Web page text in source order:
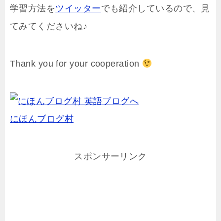
学習方法をツイッターでも紹介しているので、見
てみてくださいね♪
Thank you for your cooperation
にほんブログ村
スポンサーリンク